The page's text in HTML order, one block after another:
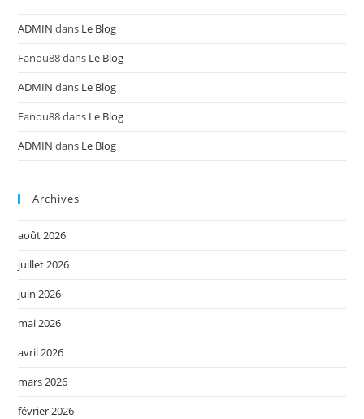
ADMIN dans Le Blog
Fanou88dans Le Blog
ADMIN dans Le Blog
Fanou88dans Le Blog
ADMIN dans Le Blog
Archives
août 2026
juillet 2026
juin 2026
mai 2026
avril 2026
mars 2026
février 2026